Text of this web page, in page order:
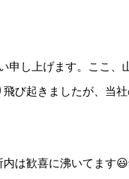
申し上げます。ここ、
び起きましたが、当
は歓喜に沸いてます